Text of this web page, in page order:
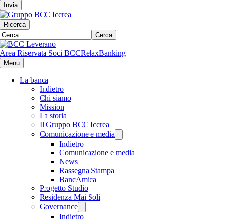
Invia
Ricerca
Cerca
Area Riservata Soci BCCRelaxBanking
Menu
La banca
Indietro
Chi siamo
Mission
La storia
Il Gruppo BCC Iccrea
Comunicazione e media
Indietro
Comunicazione e media
News
Rassegna Stampa
BancAmica
Progetto Studio
Residenza Mai Soli
Governance
Indietro